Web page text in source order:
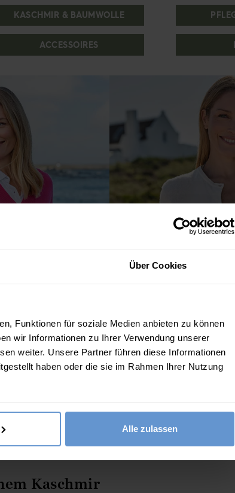
Über Cookies
Funktionen für soziale Medien anbieten zu können
wir Informationen zu Ihrer Verwendung unserer
weiter. Unsere Partner führen diese Informationen
haben oder die sie im Rahmen Ihrer Nutzung
Alle zulassen
KASCHMIR & BAUMWOLLE
ACCESSOIRES
Der Sommer ruft
JETZT KAUFEN
Kaschmir